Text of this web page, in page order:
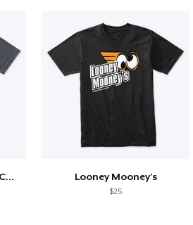
Petrol Head Drinks Co - Cans Looney Mooney's
$25